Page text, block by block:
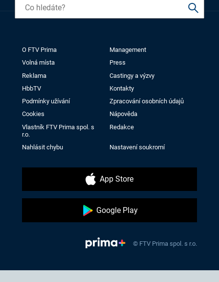
O FTV Prima
Management
Volná místa
Press
Reklama
Castingy a výzvy
HbbTV
Kontakty
Podmínky užívání
Zpracování osobních údajů
Cookies
Nápověda
Vlastník FTV Prima spol. s
r.o.
Redakce
Nahlásit chybu Nastavení soukromí
App Store
Google Play
© FTV Prima spol. s r.o.